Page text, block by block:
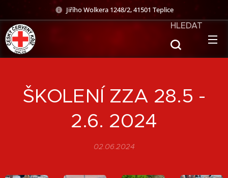
Jiřího Wolkera 1248/2, 41501 Teplice
HLEDAT
ŠKOLENÍ ZZA 28.5 -
2.6. 2024
02.06.2024